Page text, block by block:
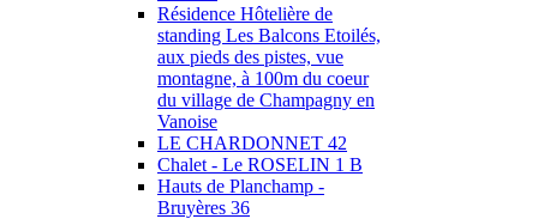
Résidence Hôtelière de
standing Les Balcons Etoilés,
aux pieds des pistes, vue
montagne, à 100m du coeur
du village de Champagny en
Vanoise
LE CHARDONNET 42
Chalet - Le ROSELIN 1 B
Hauts de Planchamp -
Bruyères 36